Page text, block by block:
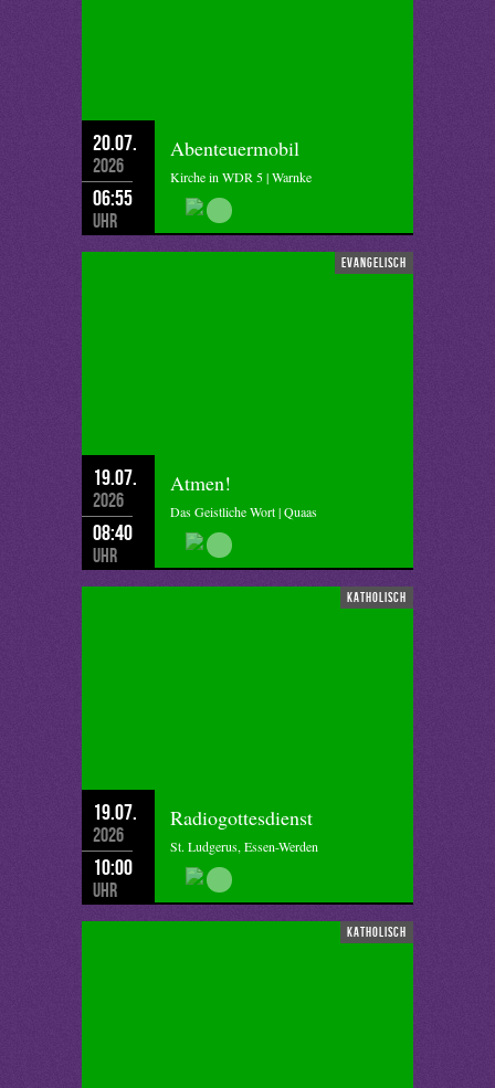
20.07.
2026
06:55
Uhr
Abenteuermobil
Kirche in WDR 5 | Warnke
evangelisch
19.07.
2026
08:40
Uhr
Atmen!
Das Geistliche Wort | Quaas
katholisch
19.07.
2026
10:00
Uhr
Radiogottesdienst
St. Ludgerus, Essen-Werden
katholisch